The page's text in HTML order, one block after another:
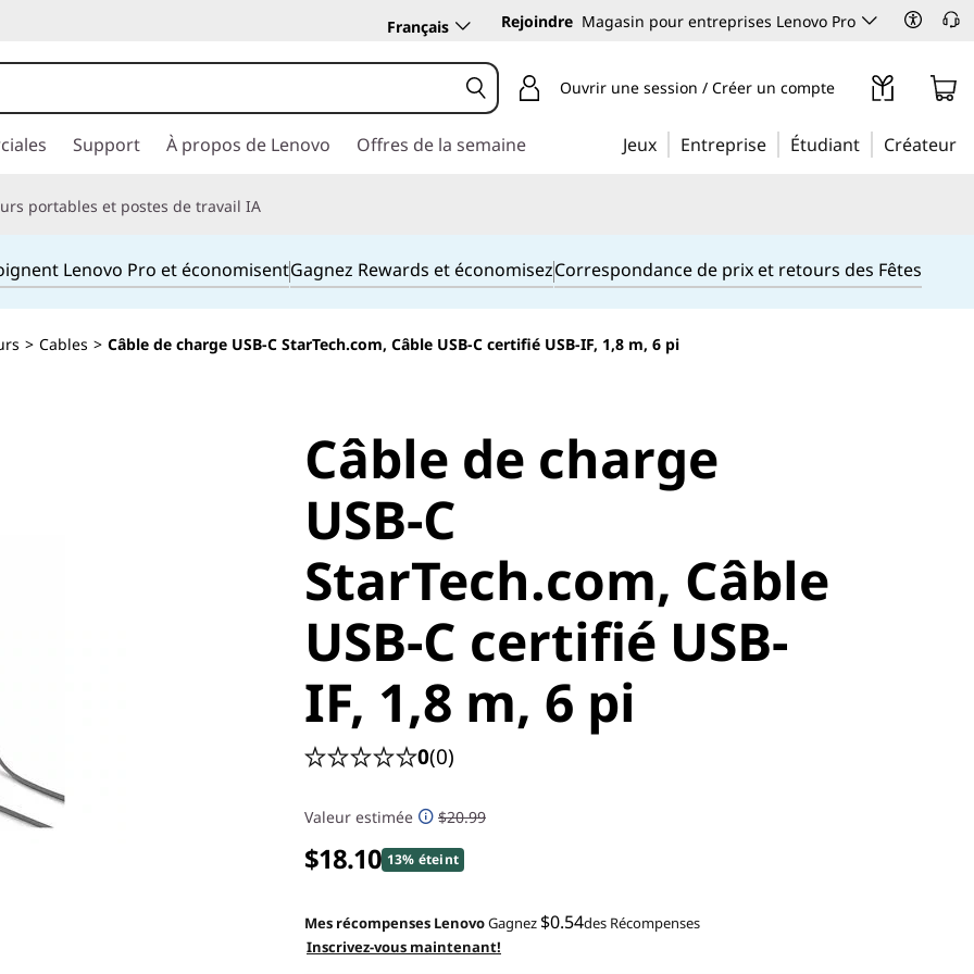
Français Rejoindre Magasin pour entreprises Lenovo Pro
Ouvrir une session / Créer un compte
Support À propos de Lenovo Offres de la semaine Jeux Entreprise Étudiant Créateur
portables et postes de travail IA
Lenovo Pro et économisentGagnez Rewards et économisezCorrespondance de prix et retours des Fêtes
> Cables > Câble de charge USB-C StarTech.com, Câble USB-C certifié USB-IF, 1,8 m, 6 pi
Câble de charge
USB-C
StarTech.com, Câble
USB-C certifié USB-
IF, 1,8 m, 6 pi
0(0)
Valeur estimée $20.99
$18.10 13% éteint
Mes récompenses LenovoGagnez $0.54des Récompenses
Inscrivez-vous maintenant!